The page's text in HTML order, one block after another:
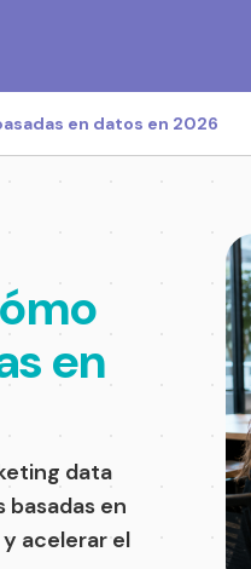
en datos en 2026
en
data
en
acelerar el